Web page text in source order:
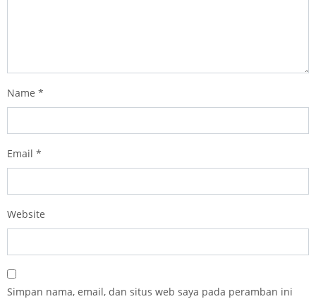
Name *
Email *
Website
Simpan nama, email, dan situs web saya pada peramban ini